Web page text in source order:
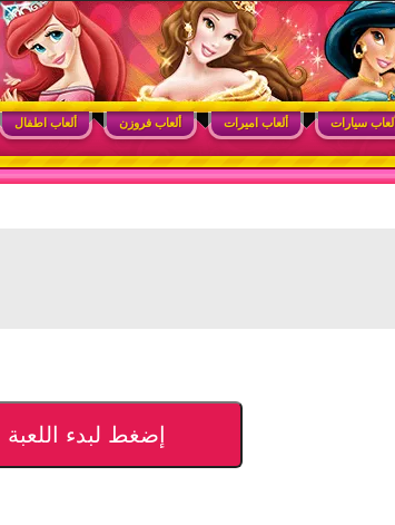
طبخ وأنشطة ممتعة للبنات
سيارات ألعاب اميرات ألعاب فروزن ألعاب اطفال
إضغط لبدء اللعبة